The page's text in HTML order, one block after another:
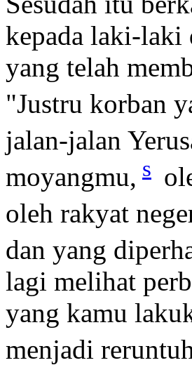
kepada laki-laki
yang telah
"Justru korban
jalan-jalan
moyangmu, s
oleh rakyat
dan yang
lagi melihat
yang kamu
menjadi